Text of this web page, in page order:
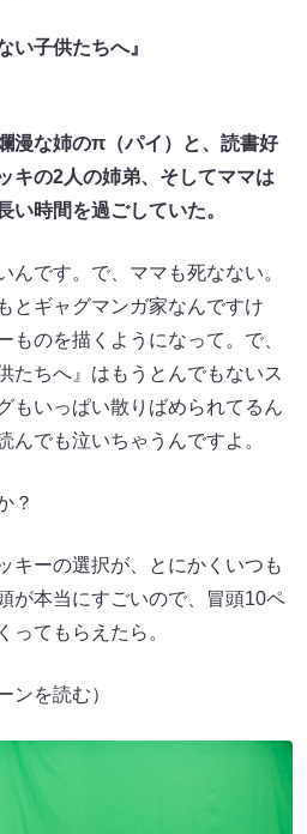
い子供たちへ』
漫な姉のπ（パイ）と、読書好
キの2人の姉弟、そしてママは
い時間を過ごしていた。
です。で、ママも死なない。
とギャグマンガ家なんですけ
ものを描くようになって。で、
たちへ』はもうとんでもないス
もいっぱい散りばめられてるん
んでも泣いちゃうんですよ。
？
キーの選択が、とにかくいつも
本当にすごいので、冒頭10ペ
ってもらえたら。
ンを読む）